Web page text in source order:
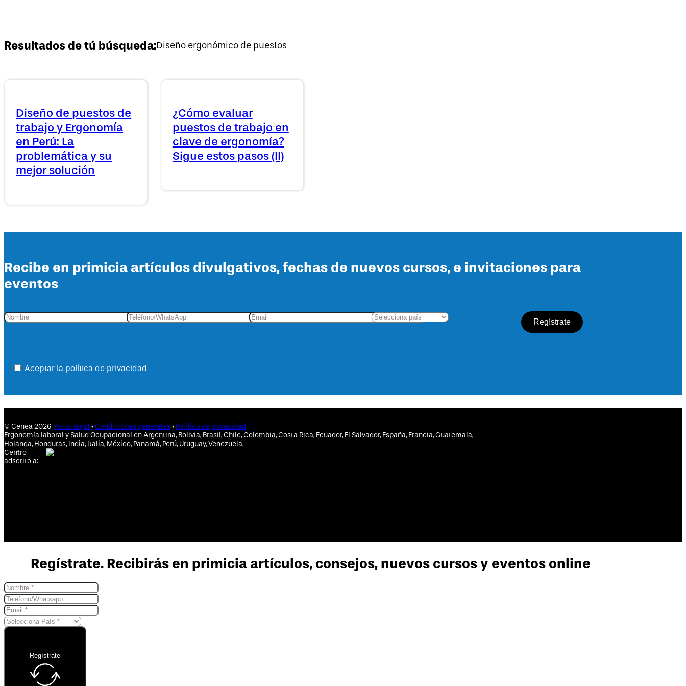
Resultados de tú búsqueda:Diseño ergonómico de puestos
Diseño de puestos de
trabajo y Ergonomía
en Perú: La
problemática y su
mejor solución
¿Cómo evaluar
puestos de trabajo en
clave de ergonomía?
Sigue estos pasos (II)
Recibe en primicia artículos divulgativos, fechas de nuevos cursos, e invitaciones para
eventos
Aceptar la política de privacidad
© Cenea 2026 Aviso legal · Condiciones generales· Política de privacidad
Ergonomía laboral y Salud Ocupacional en Argentina, Bolivia, Brasil, Chile, Colombia, Costa Rica, Ecuador, El Salvador, España, Francia, Guatemala,
Holanda, Honduras, India, Italia, México, Panamá, Perú, Uruguay, Venezuela.
Centro
adscrito a:
Regístrate. Recibirás en primicia artículos, consejos, nuevos cursos y eventos online
Regístrate